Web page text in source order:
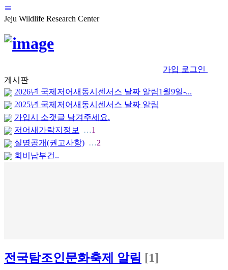
Jeju Wildlife Research Center
가입 로그인
게시판
2026년 국제저어새동시센서스 날짜 알림1월9일-...
2025년 국제저어새동시센서스 날짜 알림
가입시 소갯글 남겨주세요.
저어새가락지정보
…1
실명공개(권고사항) …2
회비납부건..
전국탐조인문화축제 알림 [1]